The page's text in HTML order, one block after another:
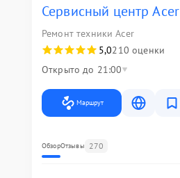
Сервисный центр Acer
Ремонт техники Acer
5,0210 оценки
Открыто до 21:00
Маршрут
ОбзорОтзывы 270